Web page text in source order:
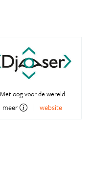
Met oog voor de wereld
meer website